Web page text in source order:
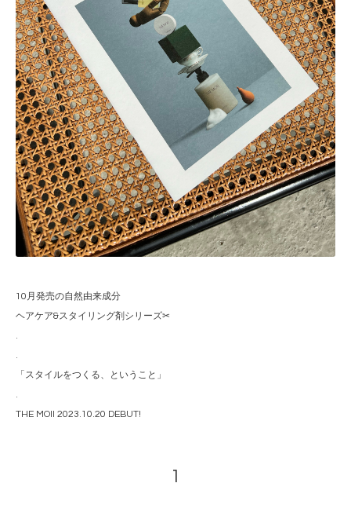
10月発売の自然由来成分
ヘアケア&スタイリング剤シリーズ✂︎
.
.
「スタイルをつくる、ということ」
.
THE MOII 2023.10.20 DEBUT!
1